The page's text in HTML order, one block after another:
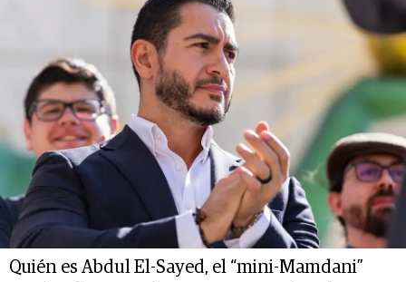
Quién es Abdul El-Sayed, el “mini-Mamdani”